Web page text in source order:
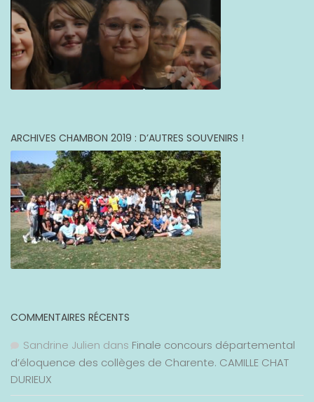
ARCHIVES CHAMBON 2019 : D’AUTRES SOUVENIRS !
COMMENTAIRES RÉCENTS
Sandrine Julien dans Finale concours départemental
d’éloquence des collèges de Charente. CAMILLE CHAT
DURIEUX